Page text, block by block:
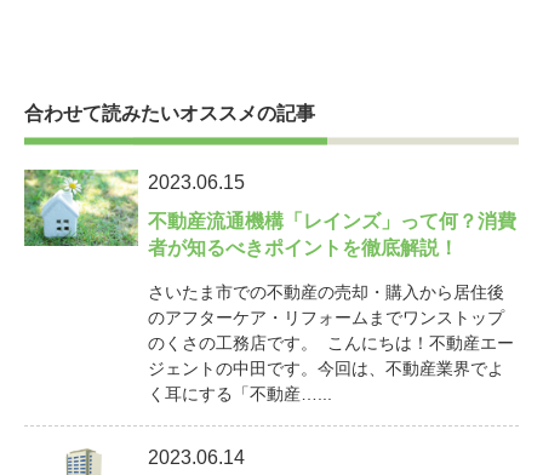
合わせて読みたいオススメの記事
2023.06.15
不動産流通機構「レインズ」って何？消費
者が知るべきポイントを徹底解説！
さいたま市での不動産の売却・購入から居住後
のアフターケア・リフォームまでワンストップ
のくさの工務店です。 こんにちは！不動産エー
ジェントの中田です。今回は、不動産業界でよ
く耳にする「不動産…...
2023.06.14